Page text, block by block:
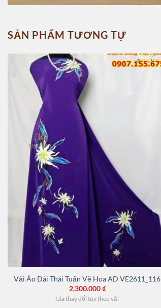
SẢN PHẨM TƯƠNG TỰ
Vải Áo Dài Thái Tuấn Vẽ Hoa AD VE2611_116
2,300.000₫
Giá thay đổi tùy theo vải